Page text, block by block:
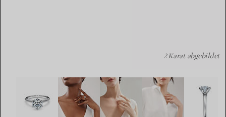
Der Tiffany® Setting: Verlobungsring in Platin
2 Karat abgebildet